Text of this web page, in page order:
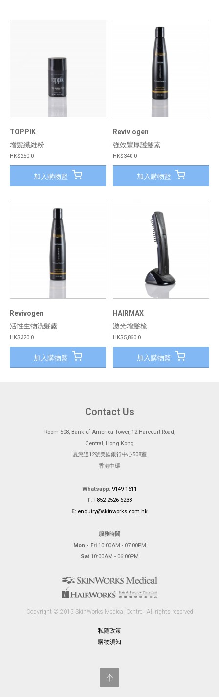
TOPPIK
增髪纖維粉
HK$250.0
加入購物籃
Reviviogen
強效豐厚護髮素
HK$340.0
加入購物籃
Revivogen
活性生物洗髮露
HK$320.0
加入購物籃
HAIRMAX
激光增髮梳
HK$5,860.0
加入購物籃
Contact Us
Room 508, Bank of America Tower, 12 Harcourt Road,
Central, Hong Kong
夏慤道12號美國銀行中心508室
香港中環
Whatsapp: 9149 1611
T: +852 2526 6238
E: enquiry@skinworks.com.hk
服務時間
Mon - Fri10:00AM - 07:00PM
Sat10:00AM - 06:00PM
Copyright © 2015 SkinWorks Medical Centre. All rights reserved
私隱政策
購物須知